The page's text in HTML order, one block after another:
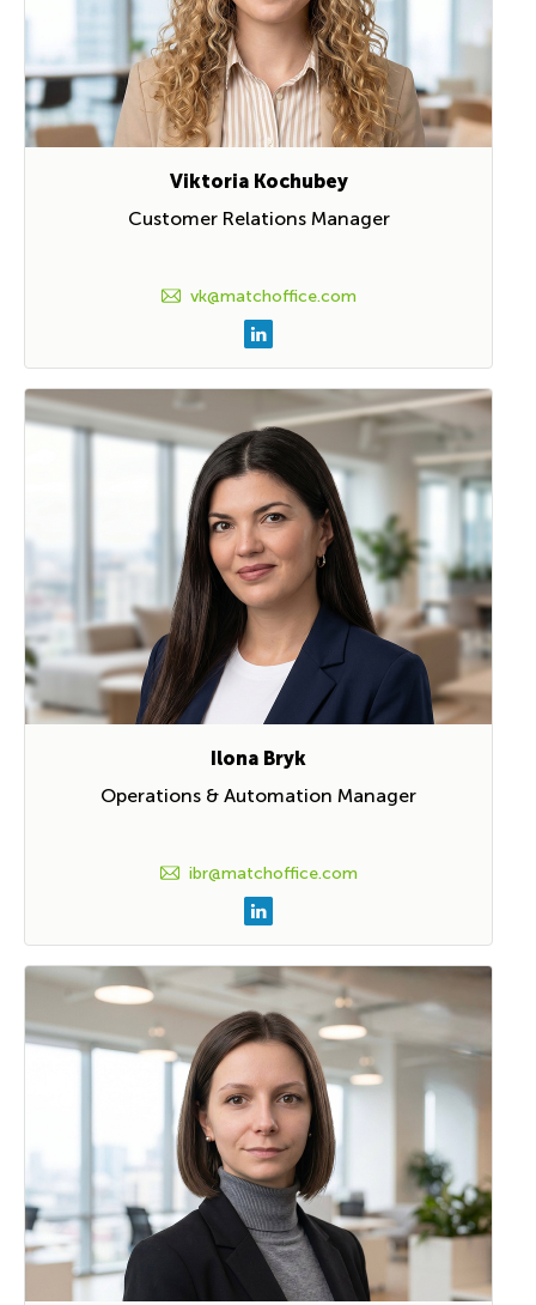
Viktoria Kochubey
Customer Relations Manager
vk@matchoffice.com
Ilona Bryk
Operations & Automation Manager
ibr@matchoffice.com